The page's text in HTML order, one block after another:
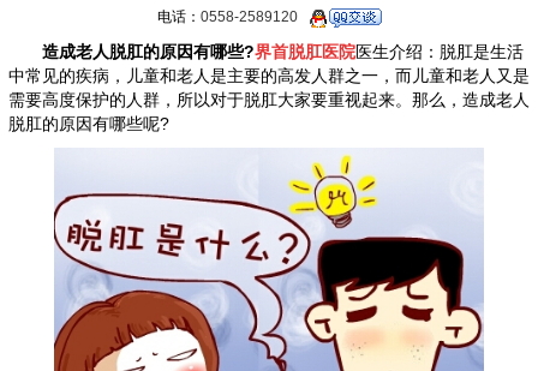
电话： 0558-2589120
造成老人脱肛的原因有哪些?界首脱肛医院医生介绍：脱肛是生活
中常见的疾病，儿童和老人是主要的高发人群之一，而儿童和老人又是
需要高度保护的人群，所以对于脱肛大家要重视起来。那么，造成老人
脱肛的原因有哪些呢?